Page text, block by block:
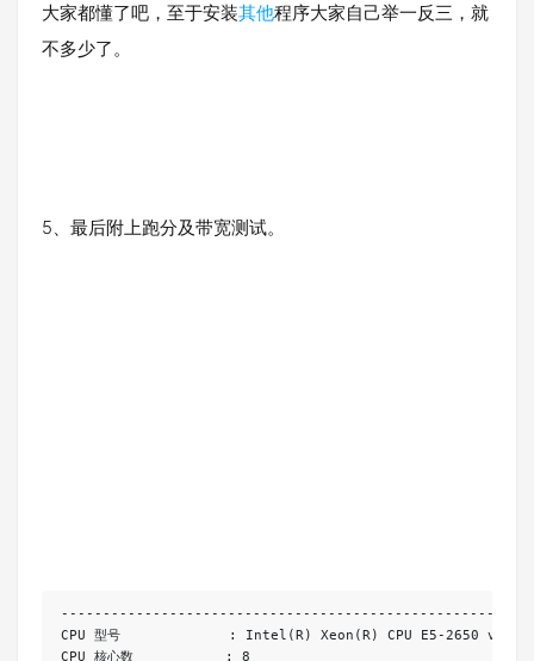
大家都懂了吧，至于安装其他程序大家自己举一反三，就
不多少了。
5、最后附上跑分及带宽测试。
CPU 型号 : Intel (R) Xeon (R) CPU E5 -2650 v3
CPU 核心数 : 8